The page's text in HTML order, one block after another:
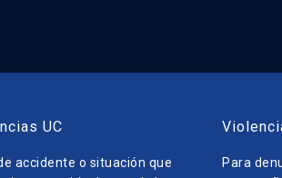
UC
accidente o situación que
Para